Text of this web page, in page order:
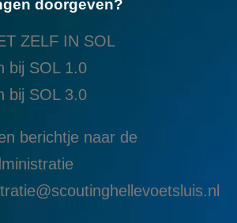
doorgeven?
ZELF IN SOL
bij SOL 1.0
bij SOL 3.0
berichtje naar de